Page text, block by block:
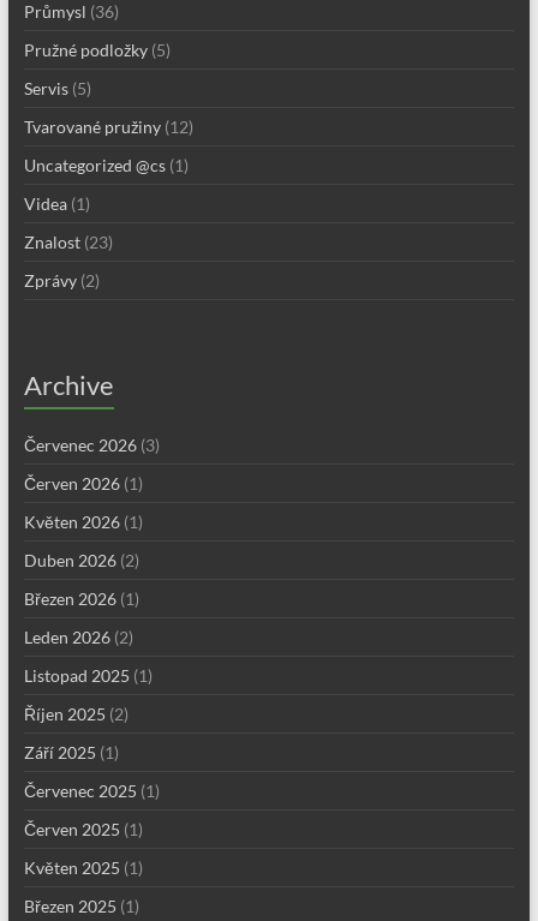
Průmysl (36)
Pružné podložky(5)
Servis(5)
Tvarované pružiny(12)
Uncategorized @cs(1)
Videa(1)
Znalost(23)
Zprávy(2)
Archive
Červenec 2026(3)
Červen 2026(1)
Květen 2026(1)
Duben 2026(2)
Březen 2026(1)
Leden 2026(2)
Listopad 2025 (1)
Říjen 2025 (2)
Září 2025 (1)
Červenec 2025 (1)
Červen 2025 (1)
Květen 2025 (1)
Březen 2025 (1)